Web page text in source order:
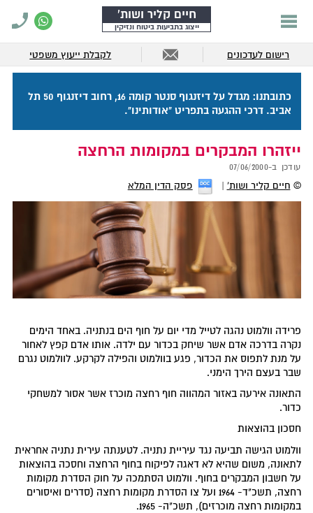
חיים קליר ושות'
ייצוג בתביעות ביטוח ונזיקין
רישום לעדכונים לקבלת ייעוץ משפטי
כתובתנו: מגדל על דיזנגוף סנטר קומה 16, רחוב דיזנגוף 50 תל
אביב. דרכי ההגעה בתפריט "אודותינו".
ייזהרו המבקרים במקומות הרחצה
עודכן ב-07/06/2000
© חיים קליר ושות' פסק הדין המלא
פרידה וולמוט נהגה לטייל מדי יום על חוף הים בנתניה. באחד הימים
נקרה בדרכה אדם אשר שיחק בכדור עם ילדה. אותו אדם קפץ לאחור
על מנת לתפוס את הכדור, פגע בוולמוט והפילה לקרקע. לוולמוט נגרם
שבר בעצם הירך הימני.
התאונה אירעה באזור המהווה חוף רחצה מוכרז אשר אסור למשחקי
כדור.
חסכון בהוצאות
וולמוט הגישה תביעה נגד עיריית נתניה. לטענתה עירית נתניה אחראית
לתאונה, משום שהיא לא דאגה לפיקוח בחוף הרחצה וחסכה בהוצאות
על חשבון המבקרים בחוף. וולמוט הסתמכה על חוק הסדרת מקומות
רחצה, תשכ"ד- 1964 ועל צו הסדרת מקומות רחצה (סדרים ואיסורים
במקומות רחצה מוכרזים), תשכ"ה- 1965.